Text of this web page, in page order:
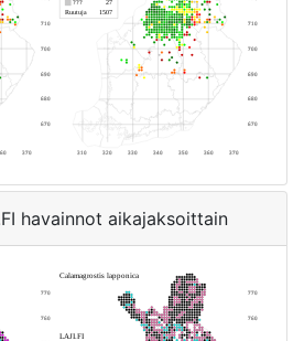
havainnot aikajaksoittain